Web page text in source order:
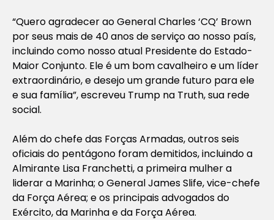
“Quero agradecer ao General Charles ‘CQ’ Brown
por seus mais de 40 anos de serviço ao nosso país,
incluindo como nosso atual Presidente do Estado-
Maior Conjunto. Ele é um bom cavalheiro e um líder
extraordinário, e desejo um grande futuro para ele
e sua família”, escreveu Trump na Truth, sua rede
social.
Além do chefe das Forças Armadas, outros seis
oficiais do pentágono foram demitidos, incluindo a
Almirante Lisa Franchetti, a primeira mulher a
liderar a Marinha; o General James Slife, vice-chefe
da Força Aérea; e os principais advogados do
Exército, da Marinha e da Força Aérea.